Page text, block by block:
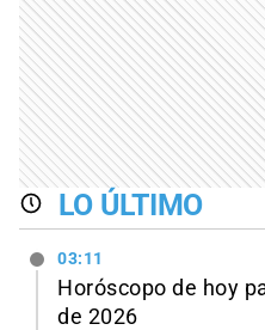
LO ÚLTIMO
03:11
Horóscopo de hoy
de 2026